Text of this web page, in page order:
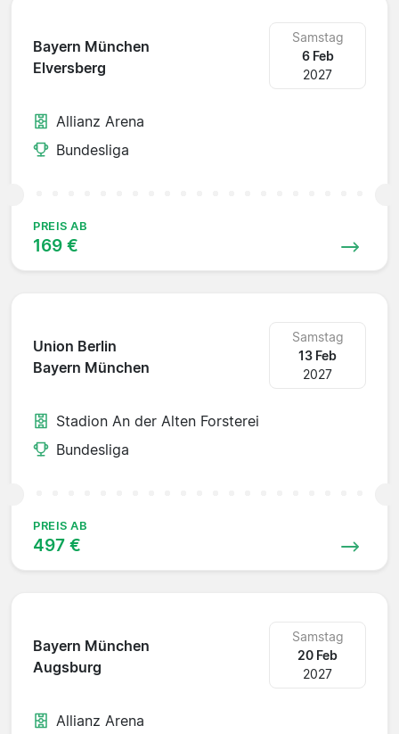
Bayern München
Elversberg
Samstag
6 Feb
2027
Allianz Arena
Bundesliga
PREIS AB
169 €
Union Berlin
Bayern München
Samstag
13 Feb
2027
Stadion An der Alten Forsterei
Bundesliga
PREIS AB
497 €
Bayern München
Augsburg
Samstag
20 Feb
2027
Allianz Arena